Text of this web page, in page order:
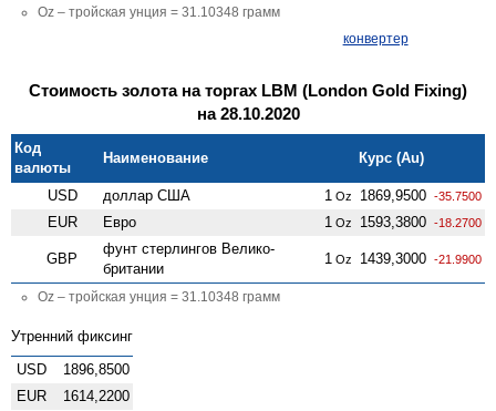
Oz – тройская унция = 31.10348 грамм
конвертер
Стоимость золота на торгах LBM (London Gold Fixing)
на 28.10.2020
Код
валюты
Наименование Курс (Au)
USD доллар США 1 Oz 1869,9500 -35.7500
EUR Евро 1 Oz 1593,3800 -18.2700
GBP
фунт стерлингов Велико­
британии
1 Oz 1439,3000 -21.9900
Oz – тройская унция = 31.10348 грамм
Утренний фиксинг
USD
1896,8500
EUR
1614,2200